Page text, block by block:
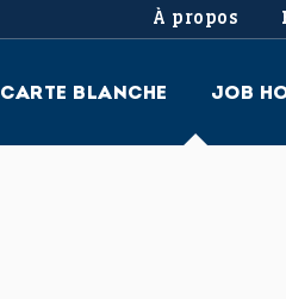
À propos
CARTE BLANCHE JOB